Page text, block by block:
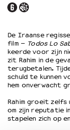
Wie is wie
Partners
Huisregels
Privacyverklaring
Integriteits- en
Duurzaamheid
Culturele boycot
Ruimte voor
De Iraanse
film – Todos Lo
keerde voor zijn
zit Rahim in de
terugbetalen.
schuld te kunnen
hem onverwacht
Rahim groeit
om zijn reputatie
stapelen zich op